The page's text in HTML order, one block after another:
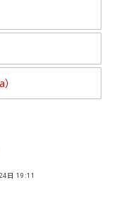
日 19:11